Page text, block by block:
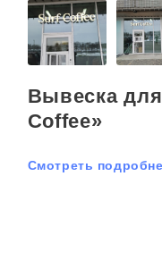
kp@rpkluxexpo.ru.
Вывеска
Coffee»
Смотреть